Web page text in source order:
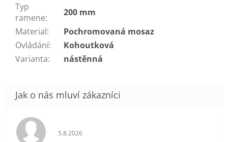
Typ
ramene:
200 mm
Material:
Pochromovaná mosaz
Ovládání:
Kohoutková
Varianta: nástěnná
Hodnocení obchodu je 5 z 5 hvězdiček.
5.8.2026